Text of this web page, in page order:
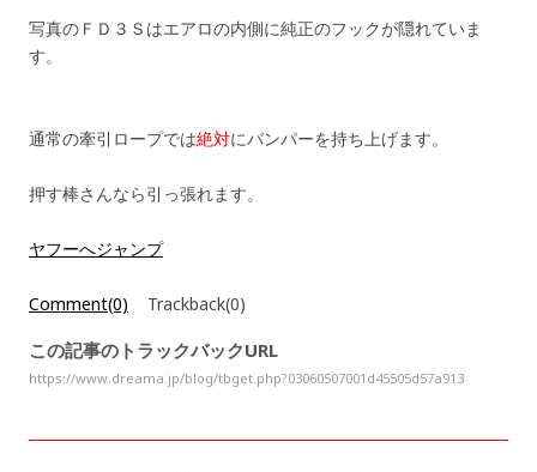
写真のＦＤ３Ｓはエアロの内側に純正のフックが隠れていま
す。
通常の牽引ロープでは絶対にバンパーを持ち上げます。
押す棒さんなら引っ張れます。
ヤフーへジャンプ
Comment(0) Trackback(0)
この記事のトラックバックURL
https://www.dreama.jp/blog/tbget.php?03060507001d45505d57a913